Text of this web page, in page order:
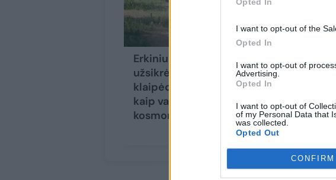
I want to opt-out of the
Opted In
I want to opt-out of
Advertising.
Opted In
I want to opt-out of
of my Personal Data that
was collected.
Opted Out
CONFIRM
Erkiniu encefalitu
užsikrėtusi
klaipėdietė: jaučiausi
kaip vaikščiojanti
kosmonautė
kur
erkių